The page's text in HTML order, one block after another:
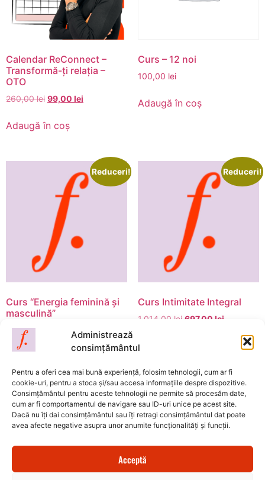
Administrează
consimțământul
Pentru a oferi cea mai bună experiență, folosim tehnologii, cum ar fi
cookie-uri, pentru a stoca și/sau accesa informațiile despre dispozitive.
Consimțământul pentru aceste tehnologii ne permite să procesăm date,
cum ar fi comportamentul de navigare sau ID-uri unice pe acest site.
Dacă nu îți dai consimțământul sau îți retragi consimțământul dat poate
avea afecte negative asupra unor anumite funcționalități și funcții.
Acceptă
Calendar ReConnect –
Transformă-ți relația –
OTO
260,00lei 99,00 lei
Adaugă în coș
Curs – 12 noi
100,00 lei
Adaugă în coș
Reduceri!
Curs “Energia feminină și
masculină”
600,00 297,00 lei
Reduceri!
Curs Intimitate Integral
1.014,00 lei 697,00 lei
Adaugă în coș
Florin Amariei
S.C. DAMINOF LOH S.R.L.
Nr. Reg: J08/1340/2015 | CUI: 34880899
Str. Egretei Nr. 12, Brașov